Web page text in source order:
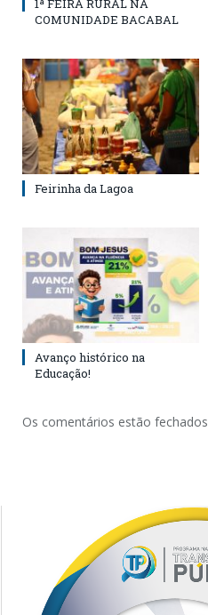
1ª FEIRA RURAL NA
COMUNIDADE BACABAL
Feirinha da Lagoa
Avanço histórico na
Educação!
Os comentários estão